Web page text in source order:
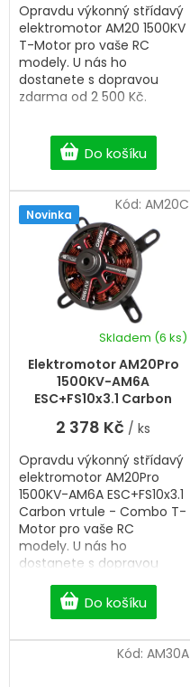
Do košíku
Opravdu výkonný střídavý
elektromotor AM20 1500KV
T-Motor pro vaše RC
modely. U nás ho
dostanete s dopravou
zdarma od 2 500 Kč.
Novinka
Elektromotor AM20Pro
1500KV-AM6A
ESC+FS10x3.1 Carbon
vrtule Combo T-Motor
Skladem (6 ks)
2 378 Kč / ks
Do košíku
Opravdu výkonný střídavý
elektromotor AM20Pro
1500KV-AM6A ESC+FS10x3.1
Carbon vrtule - Combo T-
Motor pro vaše RC
modely. U nás ho
dostanete s dopravou
zdarma od 2 500 Kč.
Kód: AM20C
Kód: AM30A